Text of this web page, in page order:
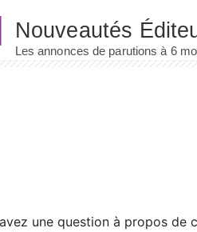
une question à propos de